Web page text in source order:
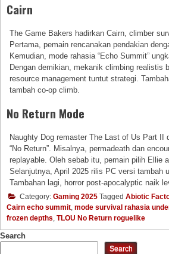
Cairn
The Game Bakers hadirkan Cairn, climber
Pertama, pemain rencanakan pendakian
Kemudian, mode rahasia “Echo Summit”
Dengan demikian, mekanik climbing realistis
resource management tuntut strategi.
tambah co-op climb.
No Return Mode
Naughty Dog remaster The Last of Us Part II
“No Return”. Misalnya, permadeath dan
replayable. Oleh sebab itu, pemain pilih Ellie
Selanjutnya, April 2025 rilis PC versi tambah
Tambahan lagi, horror post-apocalyptic naik
Category: Gaming 2025 Tagged Abiotic
Cairn echo summit, mode survival rahasia
frozen depths, TLOU No Return roguelike
Search
Search